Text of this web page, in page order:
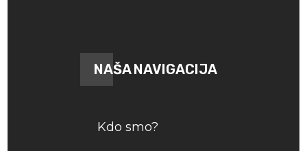
NAŠA NAVIGACIJA
Kdo smo?